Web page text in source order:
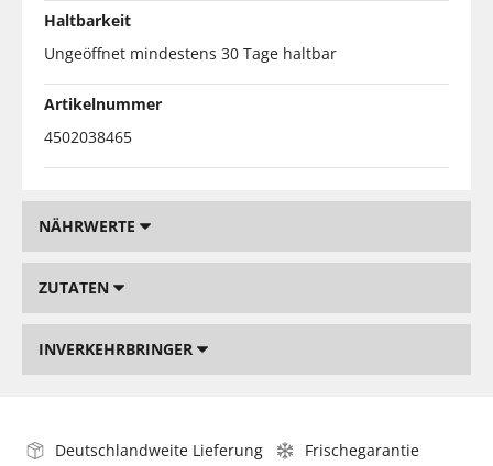
Haltbarkeit
Ungeöffnet mindestens 30 Tage haltbar
Artikelnummer
4502038465
NÄHRWERTE
ZUTATEN
INVERKEHRBRINGER
Deutschlandweite Lieferung
Frischegarantie